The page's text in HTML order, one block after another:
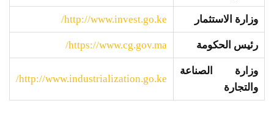
وزارة الاستثمار http://www.invest.go.ke/
رئيس الحكومة https://www.cg.gov.ma/
وزارة الصناعة
والتجارة
http://www.industrialization.go.ke/